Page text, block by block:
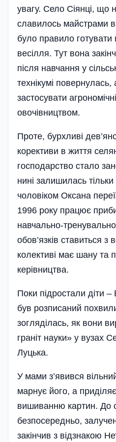
увагу. Село Сіянці, що
славилось майстрами
було правило
весілля. Тут вона
після навчання у
технікумі повернулась,
застосувати
овочівництвом.
Проте, бурхливі
корективи в життя
господарство стало
нині залишилась
чоловіком Оксана
1996 року працює
навчально-
обов’язків ставиться з
колективі має шану та
керівництва.
Поки підростали діти
був розписаний
зогляділась, як вони
граніт науки» у вузах
Луцька.
У мами з’явився
марнує його, а
вишиванню картин. До
безпосередньо,
закінчив з відзнакою